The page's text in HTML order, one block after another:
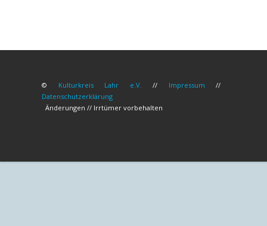
© Kulturkreis Lahr e.V. // Impressum //
Datenschutzerklärung
Änderungen // Irrtümer vorbehalten